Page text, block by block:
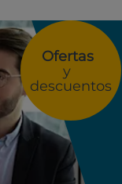
Ofertas
y
descuentos